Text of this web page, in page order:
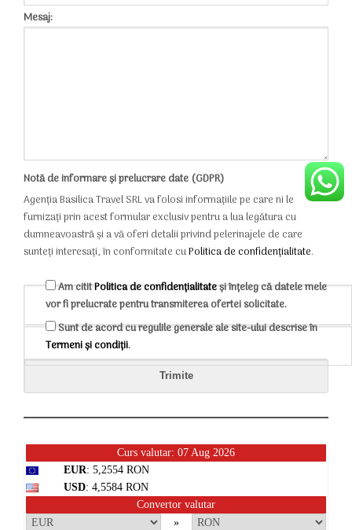
Mesaj:
Notă de informare și prelucrare date (GDPR)
Agenția Basilica Travel SRL va folosi informațiile pe care ni le
furnizați prin acest formular exclusiv pentru a lua legătura cu
dumneavoastră și a vă oferi detalii privind pelerinajele de care
sunteți interesați, în conformitate cuPolitica de confidențialitate.
Am cititPolitica de confidențialitateși înțeleg că datele mele
vor fi prelucrate pentru transmiterea ofertei solicitate.
Sunt de acord cu regulile generale ale site-ului descrise în
Termeni și condiții.
Curs valutar: 07 Aug 2026
EUR: 5,2554 RON
USD: 4,5584 RON
Convertor valutar
»